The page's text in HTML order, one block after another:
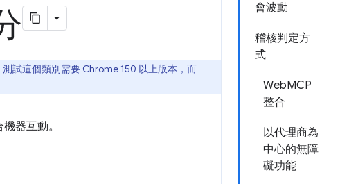
會波動
稽核判定方
式
WebMCP
整合
以代理商為
中心的無障
礙功能
試這個類別需要 Chrome 150 以上版本，而
器互動。